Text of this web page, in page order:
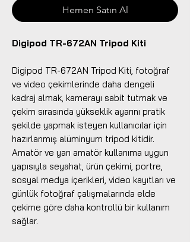
Hemen Satın Al
Digipod TR-672AN Tripod Kiti
Digipod TR-672AN Tripod Kiti, fotoğraf
ve video çekimlerinde daha dengeli
kadraj almak, kamerayı sabit tutmak ve
çekim sırasında yükseklik ayarını pratik
şekilde yapmak isteyen kullanıcılar için
hazırlanmış alüminyum tripod kitidir.
Amatör ve yarı amatör kullanıma uygun
yapısıyla seyahat, ürün çekimi, portre,
sosyal medya içerikleri, video kayıtları ve
günlük fotoğraf çalışmalarında elde
çekime göre daha kontrollü bir kullanım
sağlar.